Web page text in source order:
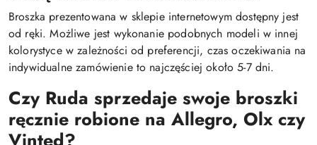
Broszka prezentowana w sklepie internetowym dostępny jest
od ręki. Możliwe jest wykonanie podobnych modeli w innej
kolorystyce w zależności od preferencji, czas oczekiwania na
indywidualne zamówienie to najczęściej około 5-7 dni.
Czy Ruda sprzedaje swoje broszki
ręcznie robione na Allegro, Olx czy